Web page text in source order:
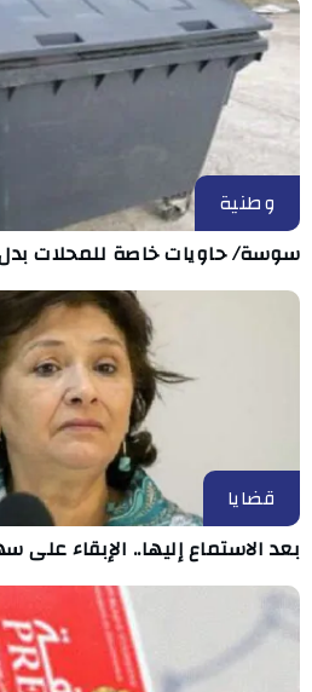
وطنية
سوسة/ حاويات خاصة للمحلات
قضايا
بعد الاستماع إليها.. الإبقاء